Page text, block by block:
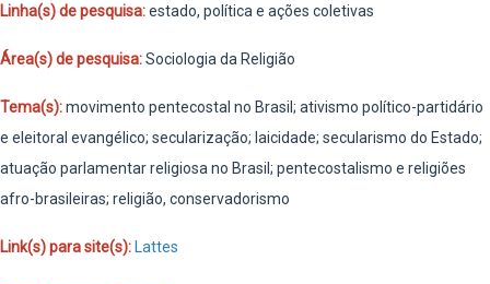
Linha(s) de pesquisa:estado, política e ações coletivas
Área(s) de pesquisa:Sociologia da Religião
Tema(s):movimento pentecostal no Brasil; ativismo político-partidário
e eleitoral evangélico; secularização; laicidade; secularismo do Estado;
atuação parlamentar religiosa no Brasil; pentecostalismo e religiões
afro-brasileiras; religião, conservadorismo
Link(s) para site(s): Lattes